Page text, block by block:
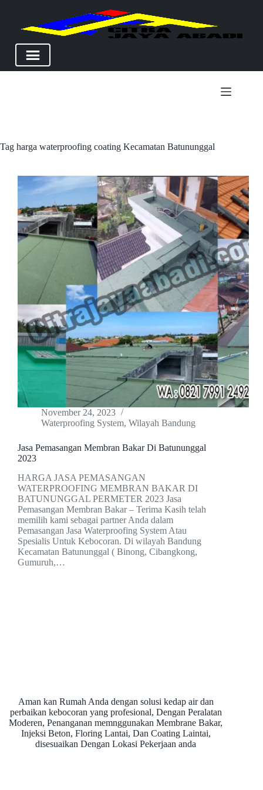
Tag harga waterproofing coating Kecamatan Batununggal
November 24, 2023
Waterproofing System, Wilayah Bandung
Jasa Pemasangan Membran Bakar Di Batununggal
2023
HARGA JASA PEMASANGAN
WATERPROOFING MEMBRAN BAKAR DI
BATUNUNGGAL PERMETER 2023 Jasa
Pemasangan Membran Bakar – Terima Kasih telah
memilih kami sebagai partner Anda dalam
Pemasangan Jasa Waterproofing System Atau
Spesialis Untuk Kebocoran. Di wilayah Bandung
Kecamatan Batununggal ( Binong, Cibangkong,
Gumuruh,…
Aman kan Rumah Anda dengan solusi kedap air dan
perbaikan kebocoran yang profesional, Dengan Peralatan
Moderen, Penanganan memnggunakan Membrane Bakar,
Injeksi Beton, Floring Lantai, Dan Coating Laintai,
disesuaikan Dengan Lokasi Pekerjaan anda